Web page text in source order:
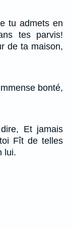
tu admets en
tes parvis!
de ta maison,
bonté,
Et jamais
Fît de telles
lui.